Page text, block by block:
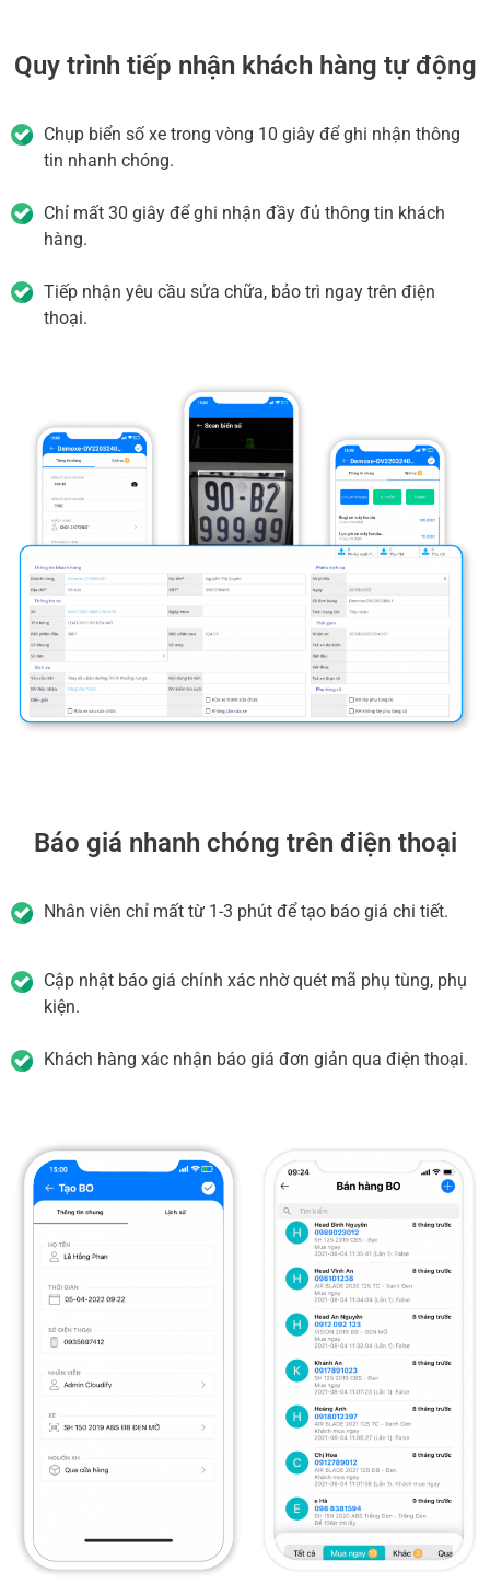
Quy trình tiếp nhận khách hàng tự động
Chụp biển số xe trong vòng 10 giây để ghi nhận thông
tin nhanh chóng.
Chỉ mất 30 giây để ghi nhận đầy đủ thông tin khách
hàng.
Tiếp nhận yêu cầu sửa chữa, bảo trì ngay trên điện
thoại.
Báo giá nhanh chóng trên điện thoại
Nhân viên chỉ mất từ 1-3 phút để tạo báo giá chi tiết.
Cập nhật báo giá chính xác nhờ quét mã phụ tùng, phụ
kiện.
Khách hàng xác nhận báo giá đơn giản qua điện thoại.